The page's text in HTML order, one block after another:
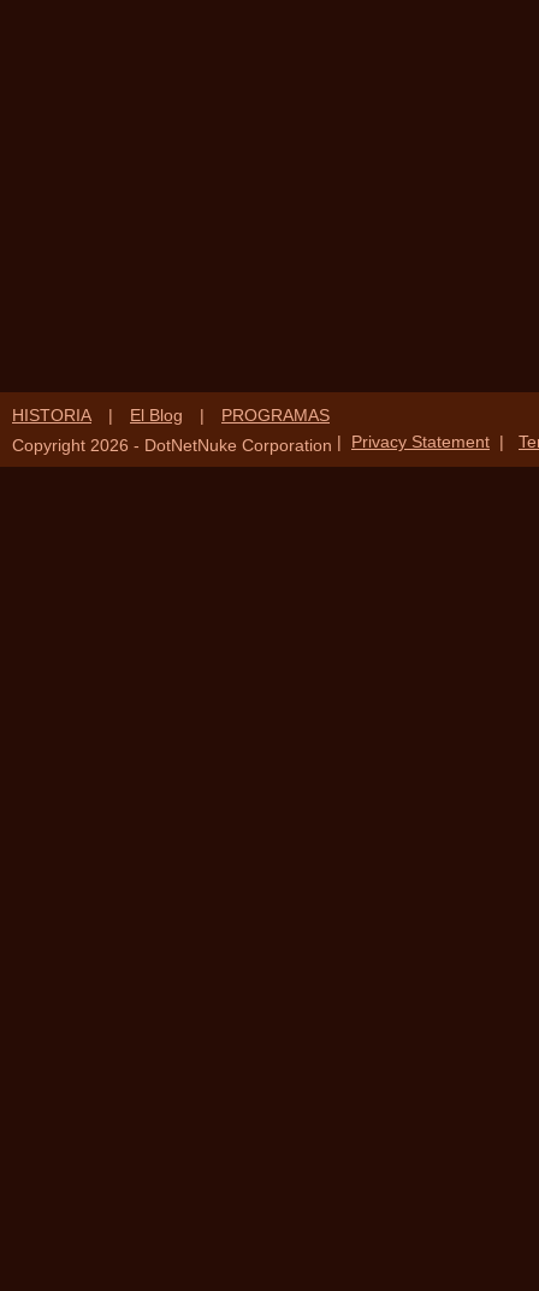
HISTORIA | El Blog |
PROGRAMAS
Copyright 2026 - DotNetNuke Corporation | Privacy Statement |